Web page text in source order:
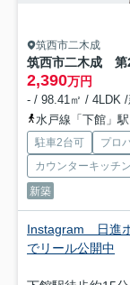
筑西市二木成
筑西市二木成
2,390万円
- / 98.41㎡ / 4LDK
水戸線「下館」
駐車2台可 プロ
カウンターキッチン
新築
Instagram 日進
でリール公開中